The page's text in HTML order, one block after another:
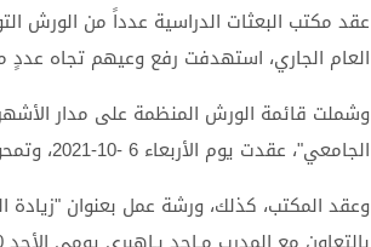
عقد مكتب البعثات الدراسية عدداً من الورش
العام الجاري، استهدفت رفع وعيهم تجاه عددٍ
وشملت قائمة الورش المنظمة على مدار الأشهر
الجامعي"، عقدت يوم الأربعاء 6 -10-2021، وتمحورت حول إعداد وتوجيه الطلبة الجدد دفعة 2021.
وعقد المكتب، كذلك، ورشة عمل بعنوان "زيادة